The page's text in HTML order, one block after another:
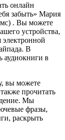
онлайн
забыть» Мария
. Вы можете
устройства,
электронной
В
аудиокниги в
вы можете
прочитать
Мы
фразы,
раскрыть